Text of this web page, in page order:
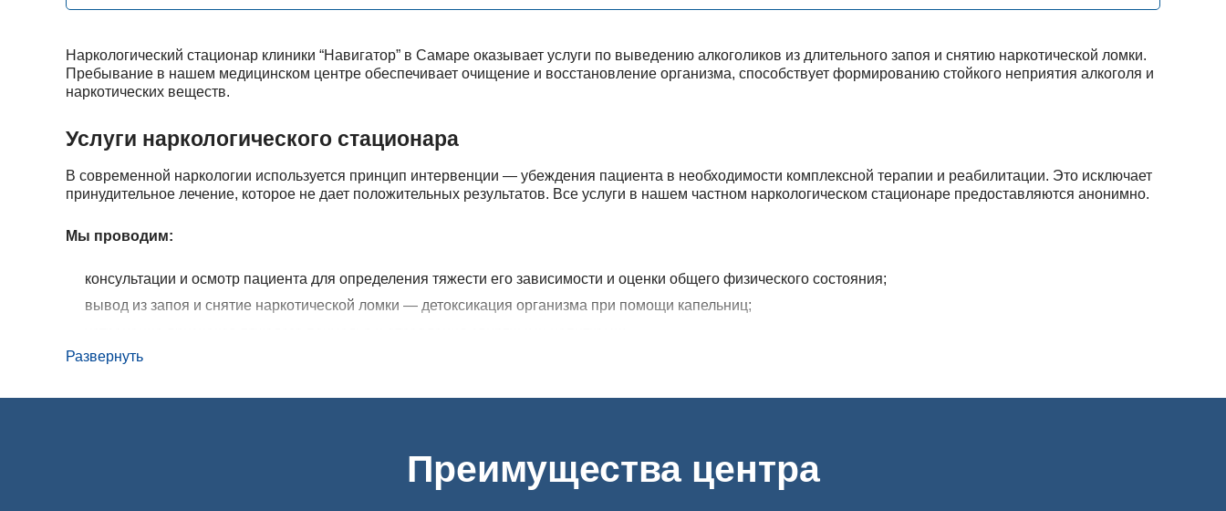
Наркологический стационар клиники “Навигатор” в Самаре оказывает услуги по выведению алкоголиков из длительного запоя и снятию наркотической ломки.
Пребывание в нашем медицинском центре обеспечивает очищение и восстановление организма, способствует формированию стойкого неприятия алкоголя и
наркотических веществ.
Услуги наркологического стационара
В современной наркологии используется принцип интервенции — убеждения пациента в необходимости комплексной терапии и реабилитации. Это исключает
принудительное лечение, которое не дает положительных результатов. Все услуги в нашем частном наркологическом стационаре предоставляются анонимно.
Мы проводим:
консультации и осмотр пациента для определения тяжести его зависимости и оценки общего физического состояния;
вывод из запоя и снятие наркотической ломки — детоксикация организма при помощи капельниц;
кодирование от алкогольно и наркотической зависимости с использованием наиболее эффективных методов.
Снятие наркотической ломки обязательно проводится в стационаре, где пациент находится под наблюдением опытных наркологов. Выведение из запоя можно
Когда необходимо помещение пациента в наркологический стационар
Развернуть
Преимущества центра